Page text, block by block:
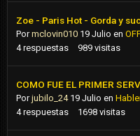
Zoe - Paris Hot - Gorda y
Pormclovin010 19 Julio en
4 respuestas 989 visitas
COMO FUE EL PRIMER
Porjubilo_24 19 Julio en
4 respuestas 1698 visitas